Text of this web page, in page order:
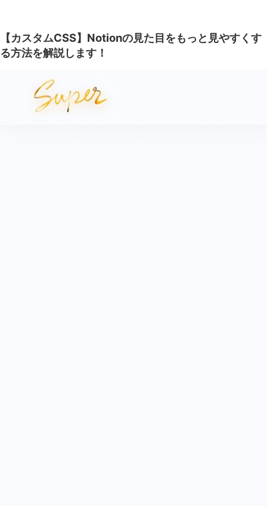
【カスタムCSS】Notionの見た目をもっと見やすくす
る方法を解説します！